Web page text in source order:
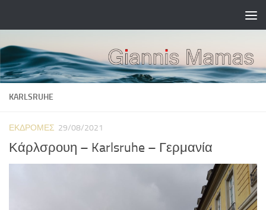
KARLSRUHE
ΕΚΔΡΟΜΈΣ 29/08/2021
Κάρλσρουη – Karlsruhe – Γερμανία